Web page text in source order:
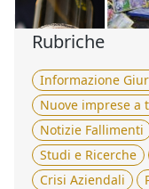
Rubriche
Informazione
Nuove imprese
Notizie Fallimenti
Studi e Ricerche
Crisi Aziendali